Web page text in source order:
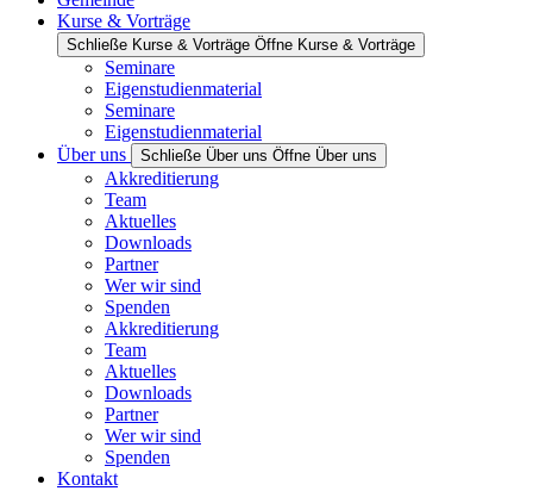
Kurse & Vorträge
Schließe Kurse & Vorträge Öffne Kurse & Vorträge
Seminare
Eigenstudienmaterial
Seminare
Eigenstudienmaterial
Über uns
Schließe Über uns Öffne Über uns
Akkreditierung
Team
Aktuelles
Downloads
Partner
Wer wir sind
Spenden
Akkreditierung
Team
Aktuelles
Downloads
Partner
Wer wir sind
Spenden
Kontakt